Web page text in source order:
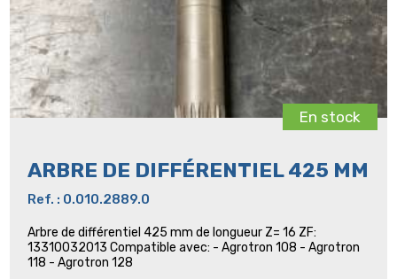
En stock
ARBRE DE DIFFÉRENTIEL 425 MM
Ref. : 0.010.2889.0
Arbre de différentiel 425 mm de longueur Z= 16 ZF:
13310032013 Compatible avec: - Agrotron 108 - Agrotron
118 - Agrotron 128